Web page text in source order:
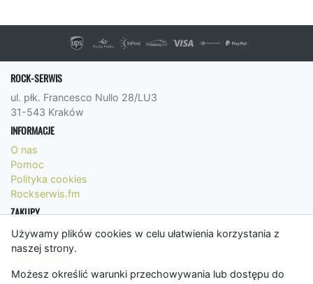
Używamy plików cookies w celu ułatwienia korzystania z
naszej strony.
Możesz określić warunki przechowywania lub dostępu do
ROCK-SERWIS
ul. płk. Francesco Nullo 28/LU3
31-543 Kraków
INFORMACJE
O nas
Pomoc
Polityka cookies
Rockserwis.fm
ZAKUPY
Formy płatności
Koszty wysyłki
Regulamin